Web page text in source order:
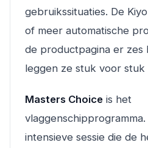
gebruikssituaties. De
of meer automatische
de productpagina er zes
leggen ze stuk voor stuk
Masters Choice is het
intensieve sessie die de